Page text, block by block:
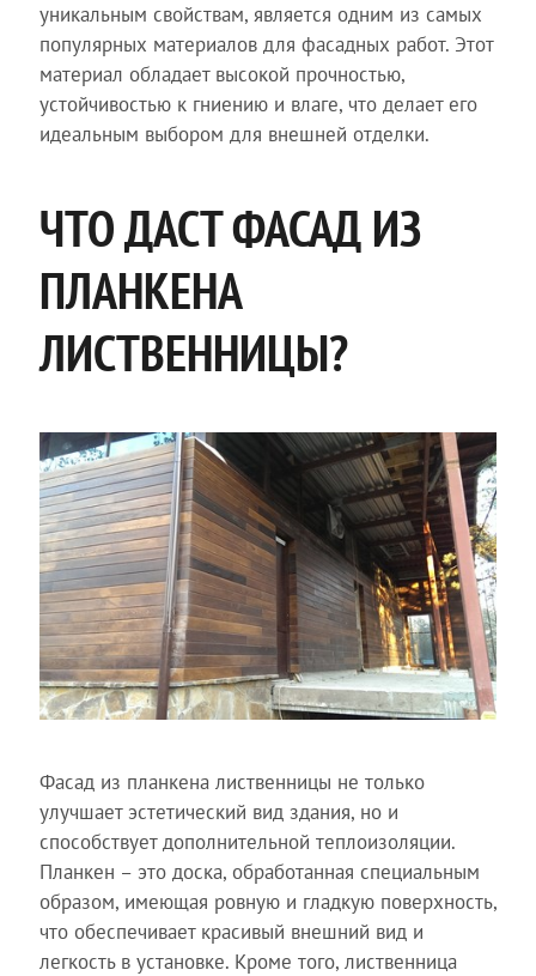
уникальным свойствам, является одним из самых
популярных материалов для фасадных работ. Этот
материал обладает высокой прочностью,
устойчивостью к гниению и влаге, что делает его
идеальным выбором для внешней отделки.
ЧТО ДАСТ ФАСАД ИЗ
ПЛАНКЕНА
ЛИСТВЕННИЦЫ?
Фасад из планкена лиственницы не только
улучшает эстетический вид здания, но и
способствует дополнительной теплоизоляции.
Планкен – это доска, обработанная специальным
образом, имеющая ровную и гладкую поверхность,
что обеспечивает красивый внешний вид и
легкость в установке. Кроме того, лиственница